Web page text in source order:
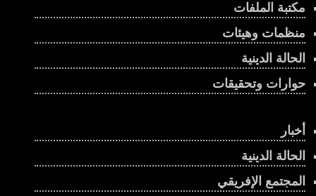
مكتبة الملفات
منظمات وهيئات
الحالة الدينية
حوارات وتحقيقات
أخبار
الحالة الدينية
المجتمع الإفريقي